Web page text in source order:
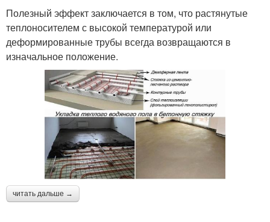
Полезный эффект заключается в том, что растянутые
теплоносителем с высокой температурой или
деформированные трубы всегда возвращаются в
изначальное положение.
читать дальше →